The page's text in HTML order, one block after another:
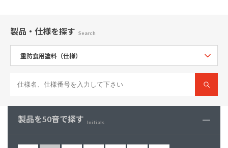
製品・仕様を探す Search
製品を50音で探す Initials